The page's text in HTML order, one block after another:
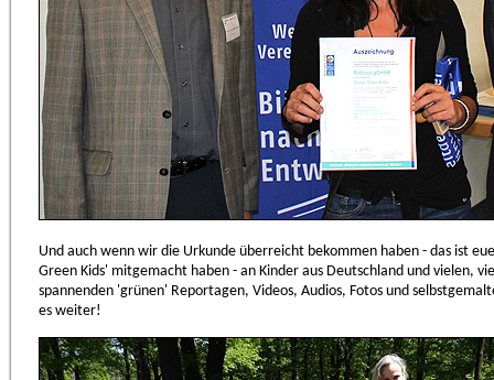
Und auch wenn wir die Urkunde überreicht bekommen haben - das ist
Green Kids' mitgemacht haben - an Kinder aus Deutschland und vielen,
spannenden 'grünen' Reportagen, Videos, Audios, Fotos und
es weiter!